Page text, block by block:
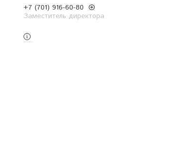
+7 (701) 916-60-80
Заместитель директора